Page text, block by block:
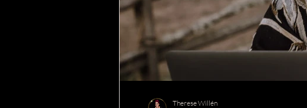
Therese Willén